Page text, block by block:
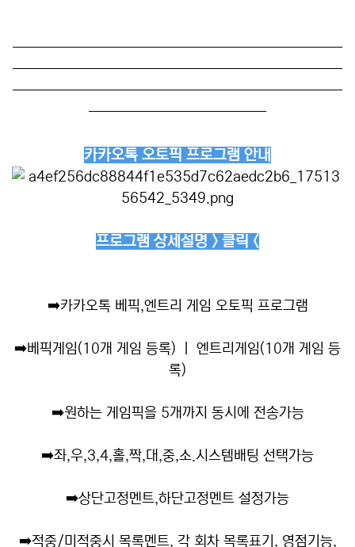
──────────────────────────
──────────────────────────
──────────────────────────
──────────────
카카오톡 오토픽 프로그램 안내
프로그램 상세설명 > 클릭 <
➡️카카오톡 베픽,엔트리 게임 오토픽 프로그램
➡️베픽게임(10개 게임 등록) ㅣ 엔트리게임(10개 게임 등
록)
➡️원하는 게임픽을 5개까지 동시에 전송가능
➡️좌,우,3,4,홀,짝,대,중,소.시스템배팅 선택가능
➡️상단고정멘트,하단고정멘트 설정가능
➡️적중/미적중시 목록멘트, 각 회차 목록표기, 영점기능,